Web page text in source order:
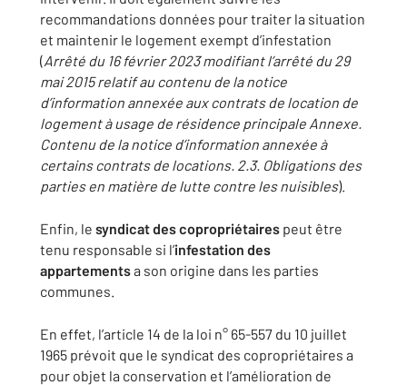
recommandations données pour traiter la situation
et maintenir le logement exempt d’infestation
(Arrêté du 16 février 2023 modifiant l’arrêté du 29
mai 2015 relatif au contenu de la notice
d’information annexée aux contrats de location de
logement à usage de résidence principale Annexe.
Contenu de la notice d’information annexée à
certains contrats de locations. 2.3. Obligations des
parties en matière de lutte contre les nuisibles).
Enfin, le syndicat des copropriétaires peut être
tenu responsable si l’infestation des
appartementsa son origine dans les parties
communes.
En effet, l’article 14 de la loi n° 65-557 du 10 juillet
1965 prévoit que le syndicat des copropriétaires a
pour objet la conservation et l’amélioration de